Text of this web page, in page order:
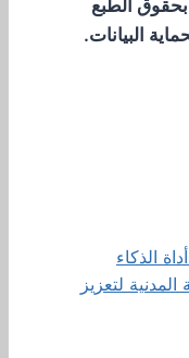
الطبع
البيانات.